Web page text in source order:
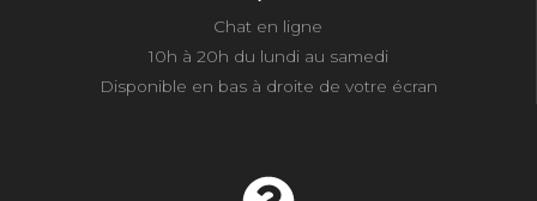
Chat en ligne
10h à 20h du lundi au samedi
Disponible en bas à droite de votre écran